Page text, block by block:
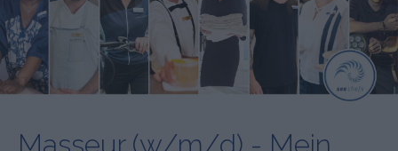
Masseur (w/m/d) - Mein